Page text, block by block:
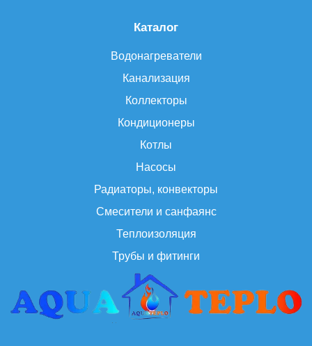
Каталог
Водонагреватели
Канализация
Коллекторы
Кондиционеры
Котлы
Насосы
Радиаторы, конвекторы
Смесители и санфаянс
Теплоизоляция
Трубы и фитинги